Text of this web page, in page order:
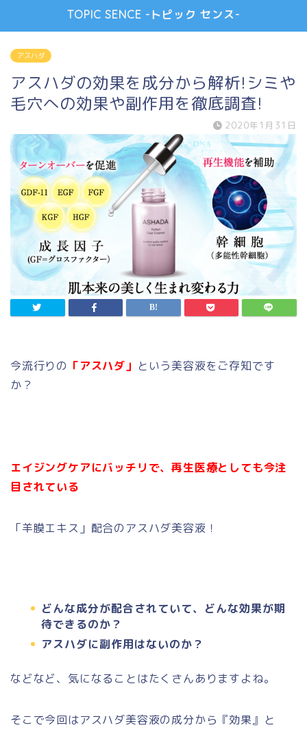
TOPIC SENCE -トピック センス-
アスハダ
アスハダの効果を成分から解析!シミや
毛穴への効果や副作用を徹底調査!
2020年1月31日
今流行りの 「アスハダ」 という美容液をご存知です
か？
エイジングケアにバッチリで、再生医療としても今注
目されている
「羊膜エキス」配合のアスハダ美容液！
どんな成分が配合されていて、どんな効果が期
待できるのか？
アスハダに副作用はないのか？
などなど、気になることはたくさんありますよね。
そこで今回はアスハダ美容液の成分から『効果』と